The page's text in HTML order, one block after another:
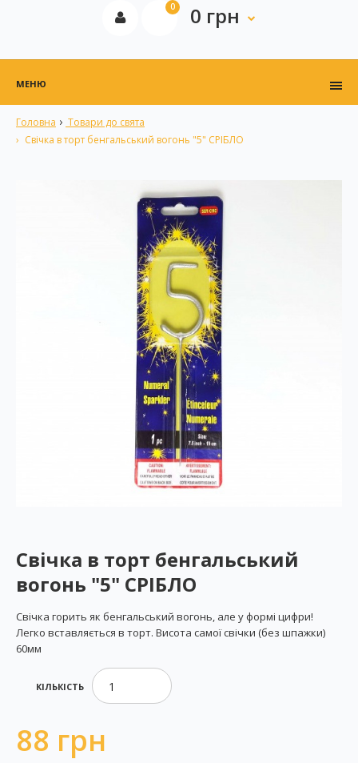
0 0 грн
МЕНЮ
Головна
Товари до свята
Свічка в торт бенгальський вогонь "5" СРІБЛО
Свічка в торт бенгальський
вогонь "5" СРІБЛО
Свічка горить як бенгальський вогонь, але у формі цифри!
Легко вставляється в торт. Висота самої свічки (без шпажки)
60мм
КІЛЬКІСТЬ
88 грн